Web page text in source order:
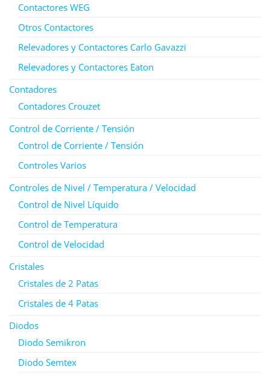
Contactores WEG
Otros Contactores
Relevadores y Contactores Carlo Gavazzi
Relevadores y Contactores Eaton
Contadores
Contadores Crouzet
Control de Corriente / Tensión
Control de Corriente / Tensión
Controles Varios
Controles de Nivel / Temperatura / Velocidad
Control de Nivel Líquido
Control de Temperatura
Control de Velocidad
Cristales
Cristales de 2 Patas
Cristales de 4 Patas
Diodos
Diodo Semikron
Diodo Semtex